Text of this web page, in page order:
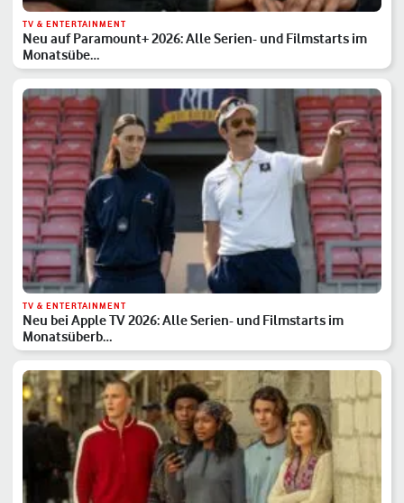
TV & ENTERTAINMENT
Neu auf Paramount+ 2026: Alle Serien- und Filmstarts im
Monatsübe…
TV & ENTERTAINMENT
Neu bei Apple TV 2026: Alle Serien- und Filmstarts im
Monatsüberb…